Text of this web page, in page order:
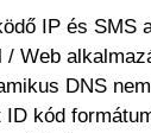
IP és SMS
Web
DNS
kód